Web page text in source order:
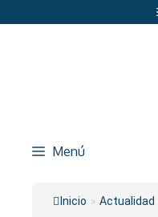
al
Menú
Inicio » Actualidad